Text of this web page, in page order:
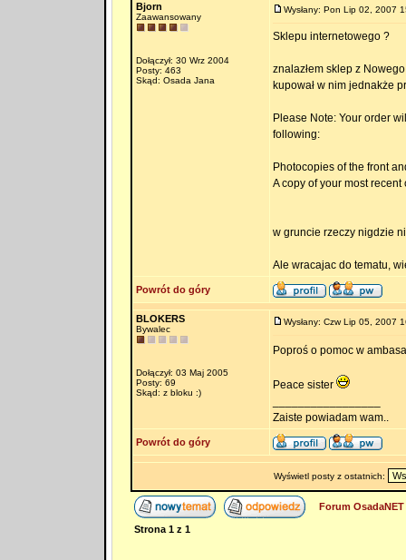
Bjorn
Zaawansowany
Dołączył: 30 Wrz 2004
Posty: 463
Skąd: Osada Jana
Wysłany: Pon Lip 02, 2007
Sklepu internetowego ?
znalazłem sklep z
kupował w nim jednakże
Please Note: Your order
following:
Photocopies of the front
A copy of your most
w gruncie rzeczy nigdzie
Ale wracajac do tematu,
Powrót do góry
BLOKERS
Bywalec
Dołączył: 03 Maj 2005
Posty: 69
Skąd: z bloku :)
Wysłany: Czw Lip 05, 2007
Poproś o pomoc w
Peace sister
Zaiste powiadam wam..
Powrót do góry
Wyświetl posty z ostatnich:
Forum
Strona 1z 1